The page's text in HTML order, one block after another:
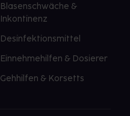
Blasenschwäche &
Inkontinenz
Desinfektionsmittel
Einnehmehilfen & Dosierer
Gehhilfen & Korsetts